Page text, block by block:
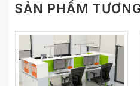
SẢN PHẨM